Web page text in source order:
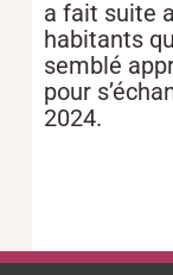
a fait suite
habitants
semblé
pour
2024.